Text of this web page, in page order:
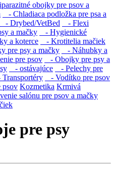
obojky pre psov a
- Chladiaca podložka pre psa a
- Drybed/VetBed
- Flexi
a mačky
- Hygienické
a koterce
- Krotitelia mačiek
pre psy a mačky
- Náhubky a
pre psov
- Obojky pre psy a
- ostávajúce
- Pelechy pre
- Vodítko pre psov
psov Kozmetika Krmivá
salónu pre psov a mačky
pre psy